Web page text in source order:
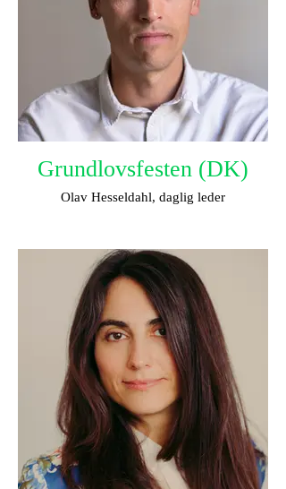
Grundlovsfesten (DK)
Olav Hesseldahl, daglig leder